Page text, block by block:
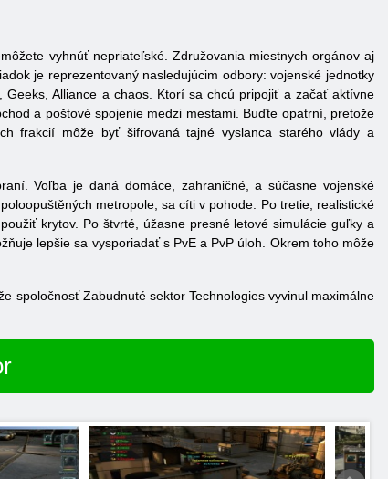
vyhnúť nepriateľské. Združovania miestnych orgánov aj
je reprezentovaný nasledujúcim odbory: vojenské jednotky
Geeks, Alliance a chaos. Ktorí sa chcú pripojiť a začať aktívne
a poštové spojenie medzi mestami. Buďte opatrní, pretože
frakcií môže byť šifrovaná tajné vyslanca starého vlády a
Voľba je daná domáce, zahraničné, a súčasne vojenské
metropole, sa cíti v pohode. Po tretie, realistické
krytov. Po štvrté, úžasne presné letové simulácie guľky a
lepšie sa vysporiadať s PvE a PvP úloh. Okrem toho môže
spoločnosť Zabudnuté sektor Technologies vyvinul maximálne